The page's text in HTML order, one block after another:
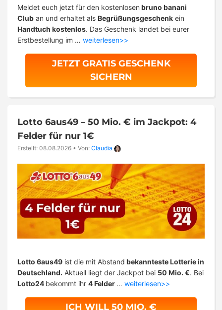
Meldet euch jetzt für den kostenlosen bruno banani
Club an und erhaltet als Begrüßungsgeschenk ein
Handtuch kostenlos. Das Geschenk landet bei eurer
Erstbestellung im … weiterlesen>>
JETZT GRATIS GESCHENK
SICHERN
Lotto 6aus49 – 50 Mio. € im Jackpot: 4
Felder für nur 1€
Erstellt: 08.08.2026 • Von: Claudia
Lotto 6aus49 ist die mit Abstand bekannteste Lotterie in
Deutschland. Aktuell liegt der Jackpot bei 50 Mio. €. Bei
Lotto24 bekommt ihr 4 Felder … weiterlesen>>
ICH WILL 50 MIO. €